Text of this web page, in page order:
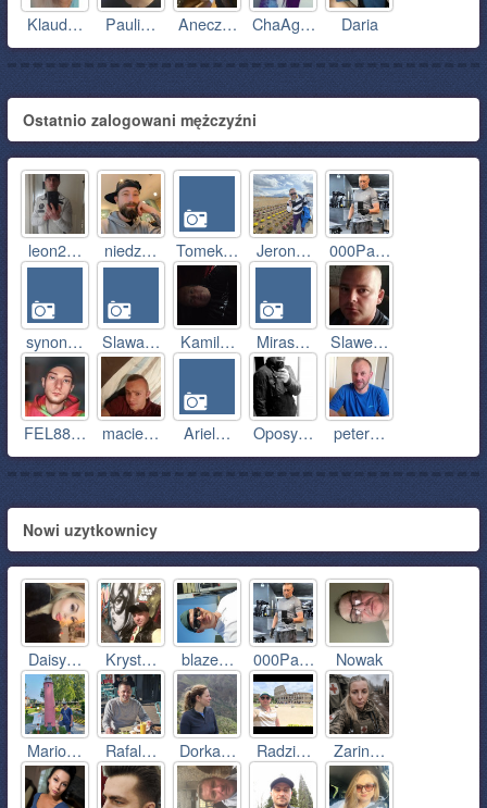
Klaud… Pauli… Anecz… ChaAg… Daria
Ostatnio zalogowani mężczyźni
leon2… niedz… Tomek… Jeron… 000Pa…
synon… Slawa… Kamil… Miras… Slawe…
FEL88… macie… Ariel… Oposy… peter…
Nowi uzytkownicy
Daisy… Kryst… blaze… 000Pa… Nowak
Mario… Rafal… Dorka… Radzi… Zarin…